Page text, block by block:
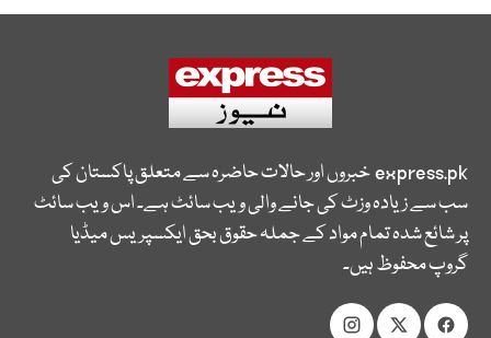
express.pkخبروں اور حالات حاضرہ سے متعلق پاکستان کی
سب سے زیادہ وزٹ کی جانے والی ویب سائٹ ہے۔ اس ویب سائٹ
پر شائع شدہ تمام مواد کے جملہ حقوق بحق ایکسپریس میڈیا
گروپ محفوظ ہیں۔